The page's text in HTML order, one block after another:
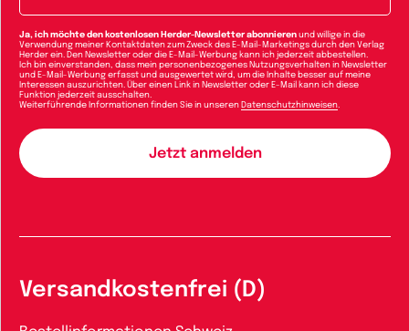
Ja, ich möchte den kostenlosen Herder-Newsletter abonnieren und willige in die
Verwendung meiner Kontaktdaten zum Zweck des E-Mail-Marketings durch den Verlag
Herder ein. Den Newsletter oder die E-Mail-Werbung kann ich jederzeit abbestellen.
Ich bin einverstanden, dass mein personenbezogenes Nutzungsverhalten in Newsletter
und E-Mail-Werbung erfasst und ausgewertet wird, um die Inhalte besser auf meine
Interessen auszurichten. Über einen Link in Newsletter oder E-Mail kann ich diese
Funktion jederzeit ausschalten.
Weiterführende Informationen finden Sie in unseren Datenschutzhinweisen.
Versandkostenfrei (D)